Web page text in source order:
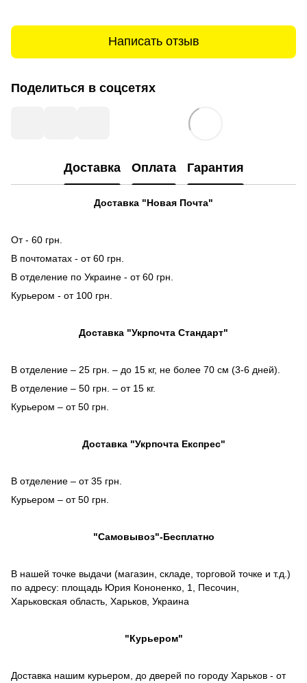
Написать отзыв
Поделиться в соцсетях
Доставка Оплата Гарантия
Доставка "Новая Почта"
От - 60 грн.
В почтоматах - от 60 грн.
В отделение по Украине - от 60 грн.
Курьером - от 100 грн.
Доставка "Укрпочта Стандарт"
В отделение – 25 грн. – до 15 кг, не более 70 см (3-6 дней).
В отделение – 50 грн. – от 15 кг.
Курьером – от 50 грн.
Доставка "Укрпочта Експрес"
В отделение – от 35 грн.
Курьером – от 50 грн.
"Самовывоз"-Бесплатно
В нашей точке выдачи (магазин, складе, торговой точке и т.д.)
по адресу: площадь Юрия Кононенко, 1, Песочин,
Харьковская область, Харьков, Украина
"Курьером"
Доставка нашим курьером, до дверей по городу Харьков - от